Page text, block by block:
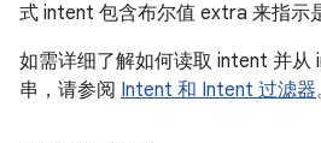
式 intent 包含布尔值 extra 来指示
如需详细了解如何读取 intent 并从
串，请参阅 Intent 和 Intent 过滤器